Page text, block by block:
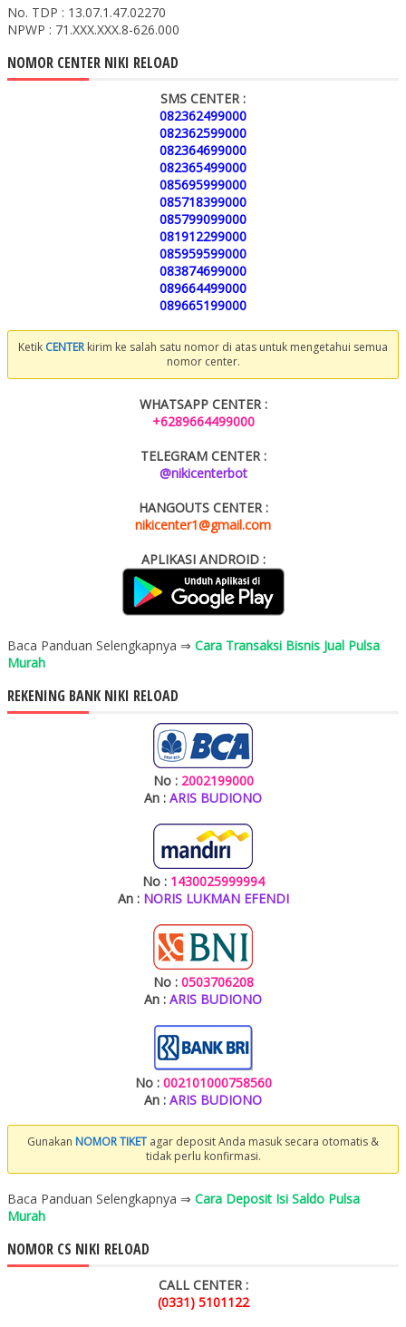
No. TDP : 13.07.1.47.02270
NPWP : 71.XXX.XXX.8-626.000
NOMOR CENTER NIKI RELOAD
SMS CENTER :
082362499000
082362599000
082364699000
082365499000
085695999000
085718399000
085799099000
081912299000
085959599000
083874699000
089664499000
089665199000
Ketik CENTER kirim ke salah satu nomor di atas untuk mengetahui semua
nomor center.
WHATSAPP CENTER :
+6289664499000
TELEGRAM CENTER :
@nikicenterbot
HANGOUTS CENTER :
nikicenter1@gmail.com
APLIKASI ANDROID :
Baca Panduan Selengkapnya ⇒ Cara Transaksi Bisnis Jual Pulsa
Murah
REKENING BANK NIKI RELOAD
No : 2002199000
An : ARIS BUDIONO
No : 1430025999994
An : NORIS LUKMAN EFENDI
No : 0503706208
An : ARIS BUDIONO
No : 002101000758560
An : ARIS BUDIONO
Gunakan NOMOR TIKET agar deposit Anda masuk secara otomatis &
tidak perlu konfirmasi.
Baca Panduan Selengkapnya ⇒ Cara Deposit Isi Saldo Pulsa
Murah
NOMOR CS NIKI RELOAD
CALL CENTER :
(0331) 5101122